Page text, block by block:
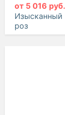
от 5 016 руб.
Изысканный
роз